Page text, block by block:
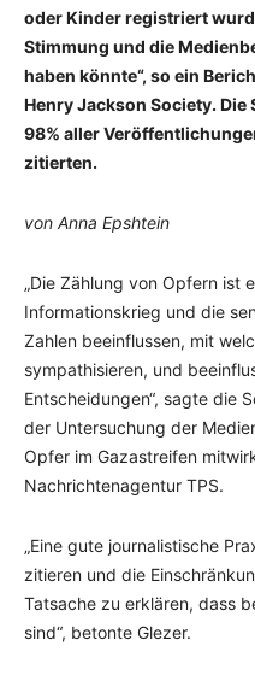
oder Kinder registriert
Stimmung und die
haben könnte“, so ein
Henry Jackson Society.
98% aller
zitierten.
von Anna Epshtein
„Die Zählung von Opfern ist
Informationskrieg und die
Zahlen beeinflussen, mit
sympathisieren, und
Entscheidungen“, sagte die
der Untersuchung der
Opfer im Gazastreifen
Nachrichtenagentur TPS.
„Eine gute journalistische
zitieren und die
Tatsache zu erklären, dass
sind“, betonte Glezer.